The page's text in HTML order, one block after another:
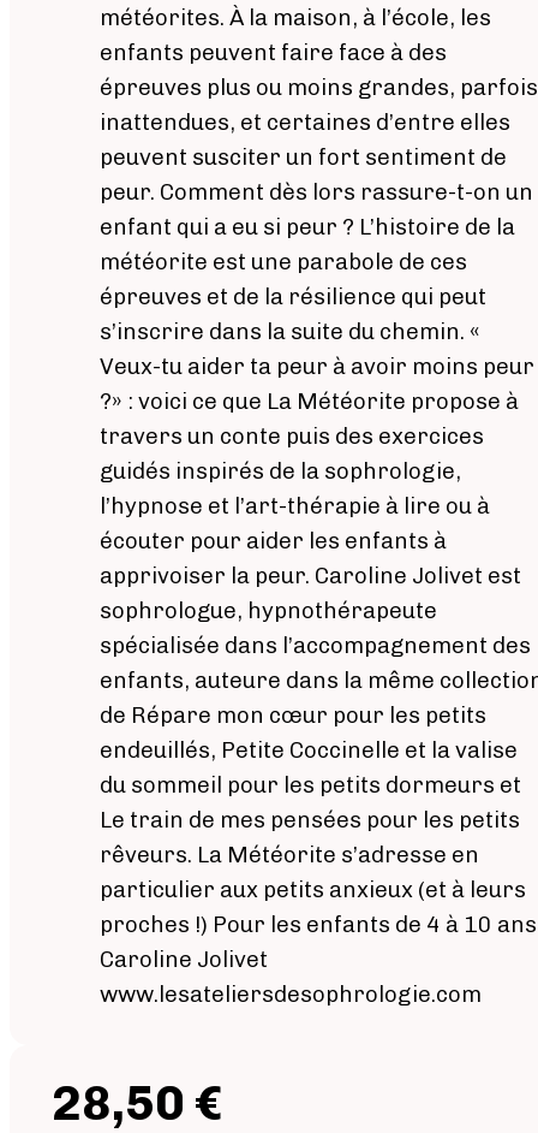
météorites. À la maison, à l’école, les
enfants peuvent faire face à des
épreuves plus ou moins grandes, parfois
inattendues, et certaines d’entre elles
peuvent susciter un fort sentiment de
peur. Comment dès lors rassure-t-on un
enfant qui a eu si peur ? L’histoire de la
météorite est une parabole de ces
épreuves et de la résilience qui peut
s’inscrire dans la suite du chemin. «
Veux-tu aider ta peur à avoir moins peur
?» : voici ce que La Météorite propose à
travers un conte puis des exercices
guidés inspirés de la sophrologie,
l’hypnose et l’art-thérapie à lire ou à
écouter pour aider les enfants à
apprivoiser la peur. Caroline Jolivet est
sophrologue, hypnothérapeute
spécialisée dans l’accompagnement des
enfants, auteure dans la même
de Répare mon cœur pour les petits
endeuillés, Petite Coccinelle et la valise
du sommeil pour les petits dormeurs et
Le train de mes pensées pour les petits
rêveurs. La Météorite s’adresse en
particulier aux petits anxieux (et à leurs
proches !) Pour les enfants de 4 à 10
Caroline Jolivet
www.lesateliersdesophrologie.com
28,50 €